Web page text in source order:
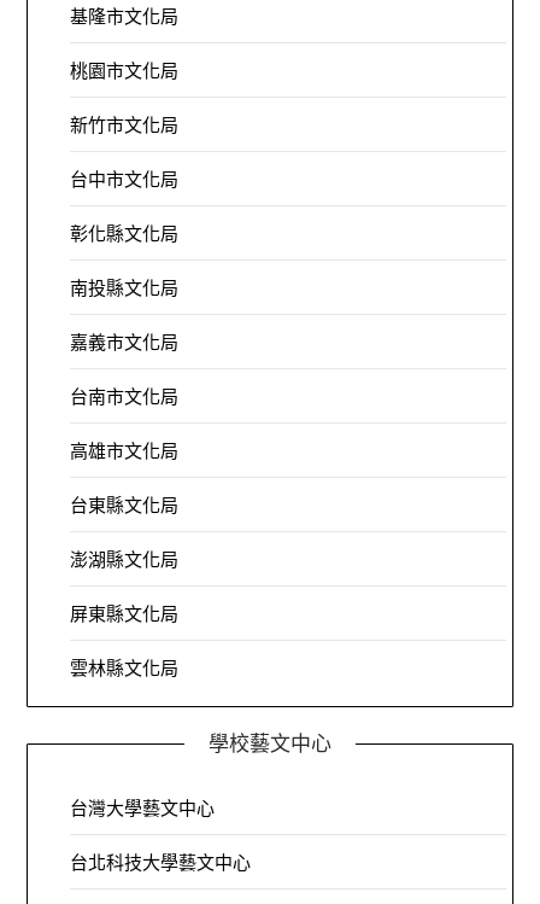
基隆市文化局
桃園市文化局
新竹市文化局
台中市文化局
彰化縣文化局
南投縣文化局
嘉義市文化局
台南市文化局
高雄市文化局
台東縣文化局
澎湖縣文化局
屏東縣文化局
雲林縣文化局
學校藝文中心
台灣大學藝文中心
台北科技大學藝文中心